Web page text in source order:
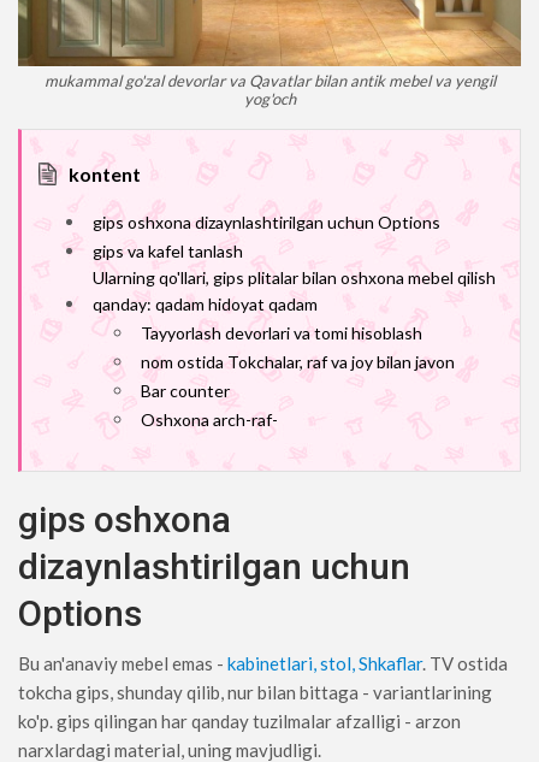
mukammal go'zal devorlar va Qavatlar bilan antik mebel va yengil
yog'och
kontent
gips oshxona dizaynlashtirilgan uchun Options
gips va kafel tanlash
Ularning qo'llari, gips plitalar bilan oshxona mebel qilish
qanday: qadam hidoyat qadam
Tayyorlash devorlari va tomi hisoblash
nom ostida Tokchalar, raf va joy bilan javon
Bar counter
Oshxona arch-raf-
gips oshxona
dizaynlashtirilgan uchun
Options
Bu an'anaviy mebel emas - kabinetlari, stol, Shkaflar. TV ostida
tokcha gips, shunday qilib, nur bilan bittaga - variantlarining
ko'p. gips qilingan har qanday tuzilmalar afzalligi - arzon
narxlardagi material, uning mavjudligi.